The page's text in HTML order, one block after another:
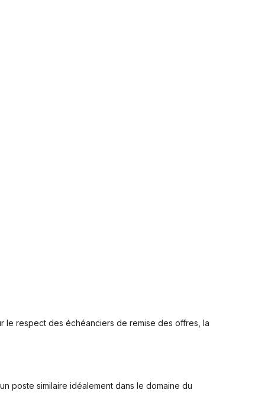
le respect des échéanciers de remise des offres, la
poste similaire idéalement dans le domaine du